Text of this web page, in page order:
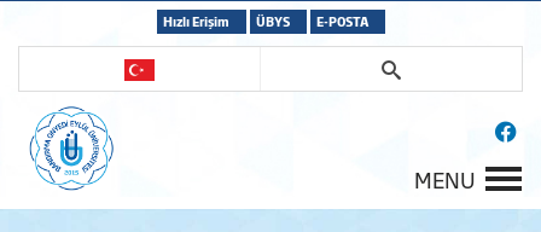
Hızlı Erişim ÜBYS E-POSTA
MENU